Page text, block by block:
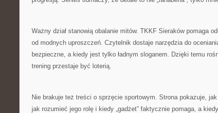
Ważny dział stanowią obalanie mitów. TKKF Sieraków pomaga
od modnych uproszczeń. Czytelnik dostaje narzędzia do
bezpieczne, a kiedy jest tylko ładnym sloganem. Dzięki temu
trening przestaje być loterią.
Nie brakuje też treści o sprzęcie sportowym. Strona pokazuje,
jak rozumieć jego rolę i kiedy „gadżet” faktycznie pomaga, a